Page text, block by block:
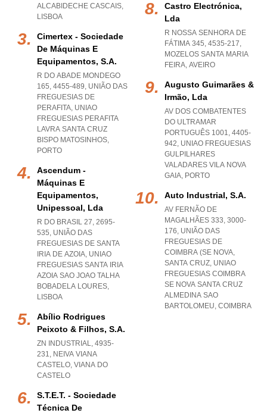
ALCABIDECHE CASCAIS,
LISBOA
Cimertex - Sociedade
De Máquinas E
Equipamentos, S.a.
R DO ABADE MONDEGO
165, 4455-489, UNIÃO DAS
FREGUESIAS DE
PERAFITA, UNIAO
FREGUESIAS PERAFITA
LAVRA SANTA CRUZ
BISPO MATOSINHOS,
PORTO
Ascendum -
Máquinas E
Equipamentos,
Unipessoal, Lda
R DO BRASIL 27, 2695-
535, UNIÃO DAS
FREGUESIAS DE SANTA
IRIA DE AZOIA, UNIAO
FREGUESIAS SANTA IRIA
AZOIA SAO JOAO TALHA
BOBADELA LOURES,
LISBOA
Abílio Rodrigues
Peixoto & Filhos, S.a.
ZN INDUSTRIAL, 4935-
231, NEIVA VIANA
CASTELO, VIANA DO
CASTELO
S.t.e.t. - Sociedade
Técnica De
Castro Electrónica,
Lda
R NOSSA SENHORA DE
FÁTIMA 345, 4535-217,
MOZELOS SANTA MARIA
FEIRA, AVEIRO
Augusto Guimarães &
Irmão, Lda
AV DOS COMBATENTES
DO ULTRAMAR
PORTUGUÊS 1001, 4405-
942, UNIAO FREGUESIAS
GULPILHARES
VALADARES VILA NOVA
GAIA, PORTO
Auto Industrial, S.a.
AV FERNÃO DE
MAGALHÃES 333, 3000-
176, UNIÃO DAS
FREGUESIAS DE
COIMBRA (SE NOVA,
SANTA CRUZ, UNIAO
FREGUESIAS COIMBRA
SE NOVA SANTA CRUZ
ALMEDINA SAO
BARTOLOMEU, COIMBRA